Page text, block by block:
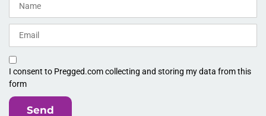
I consent to Pregged.com collecting and storing my data from this
form
Send